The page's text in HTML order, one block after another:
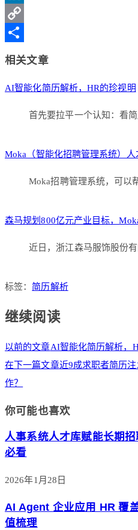
Weibo
LinkedIn
Copy
相关文章
AI智能化简历解析，HR的珍视明
首先要拉平一个认知：看
Moka（智能化招聘管理系统）
Moka招聘管理系统，可以
森马规划800亿元产业目标，
近日，浙江森马服饰股份
标签： 简历解析
继续阅读
以前的文章AI智能化简历解析，
在下一篇文章近9成求职者简历
作？
你可能也喜欢
人事系统人才库赋能长期
必看
2026年1月28日
AI Agent 企业应用 HR 覆
值梳理